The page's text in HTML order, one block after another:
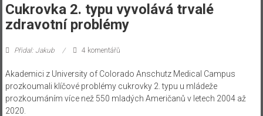
Cukrovka 2. typu vyvolává trvalé
zdravotní problémy
Přidal: Jakub 4 komentářů
Akademici z University of Colorado Anschutz Medical Campus
prozkoumali klíčové problémy cukrovky 2. typu u mládeže
prozkoumáním více než 550 mladých Američanů v letech 2004 až
2020.